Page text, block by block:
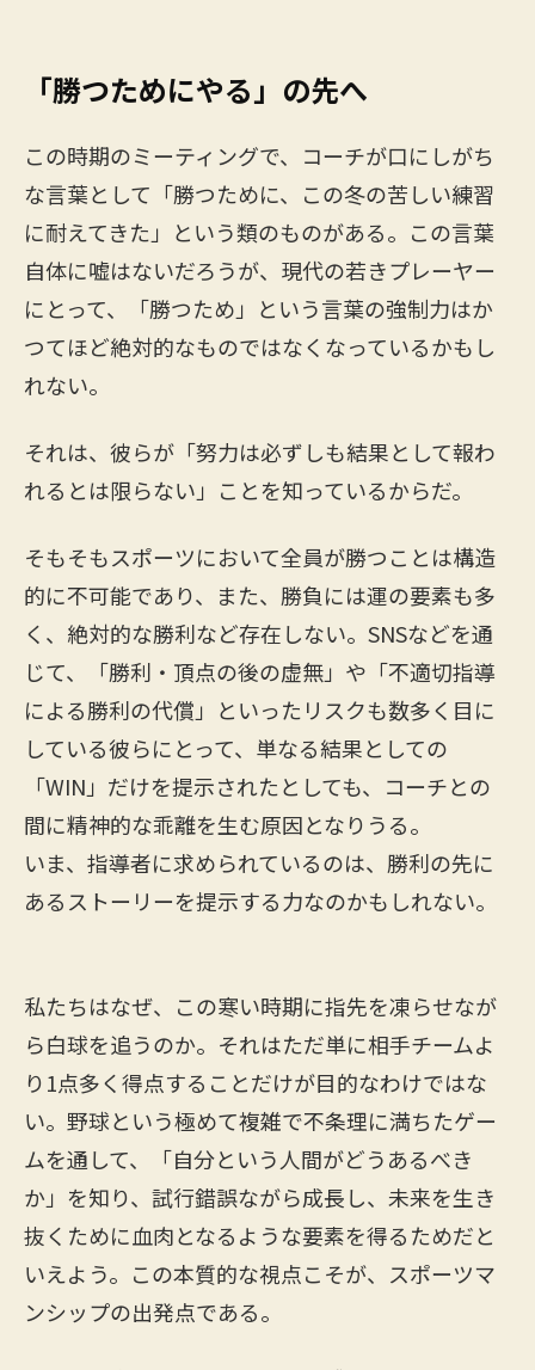
「勝つためにやる」の先へ
この時期のミーティングで、コーチが口にしがち
な言葉として「勝つために、この冬の苦しい練習
に耐えてきた」という類のものがある。この言葉
自体に嘘はないだろうが、現代の若きプレーヤー
にとって、「勝つため」という言葉の強制力はか
つてほど絶対的なものではなくなっているかもし
れない。
それは、彼らが「努力は必ずしも結果として報わ
れるとは限らない」ことを知っているからだ。
そもそもスポーツにおいて全員が勝つことは構造
的に不可能であり、また、勝負には運の要素も多
く、絶対的な勝利など存在しない。SNSなどを通
じて、「勝利・頂点の後の虚無」や「不適切指導
による勝利の代償」といったリスクも数多く目に
している彼らにとって、単なる結果としての
「WIN」だけを提示されたとしても、コーチとの
間に精神的な乖離を生む原因となりうる。
いま、指導者に求められているのは、勝利の先に
あるストーリーを提示する力なのかもしれない。
私たちはなぜ、この寒い時期に指先を凍らせなが
ら白球を追うのか。それはただ単に相手チームよ
り1点多く得点することだけが目的なわけではな
い。野球という極めて複雑で不条理に満ちたゲー
ムを通して、「自分という人間がどうあるべき
か」を知り、試行錯誤ながら成長し、未来を生き
抜くために血肉となるような要素を得るためだと
いえよう。この本質的な視点こそが、スポーツマ
ンシップの出発点である。